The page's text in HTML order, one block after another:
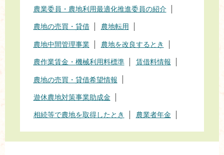
農業委員・農地利用最適化推進委員の紹介
農地の売買・貸借 農地転用
農地中間管理事業 農地を改良するとき
農作業賃金・機械利用料標準 賃借料情報
農地の売買・貸借希望情報
遊休農地対策事業助成金
相続等で農地を取得したとき 農業者年金